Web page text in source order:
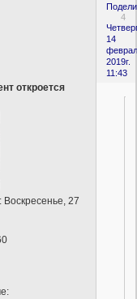
4
14
2019г.
11:43
откроется
: Воскресенье, 27